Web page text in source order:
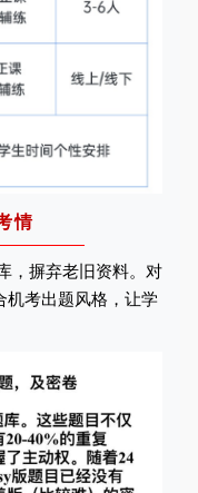
情
，摒弃老旧资料。对
机考出题风格，让学